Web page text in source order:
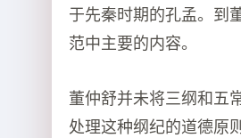
于先秦时期的孔孟。到
范中主要的内容。
董仲舒并未将三纲和五
处理这种纲纪的道德原